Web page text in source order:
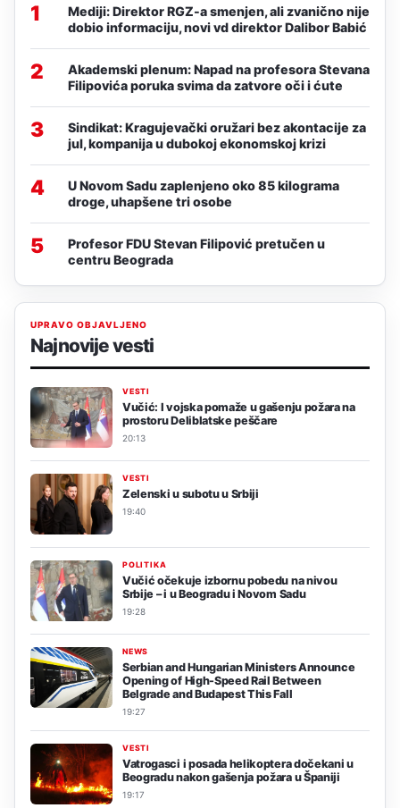
1
Mediji: Direktor RGZ-a smenjen, ali zvanično nije
dobio informaciju, novi vd direktor Dalibor Babić
2
Akademski plenum: Napad na profesora Stevana
Filipovića poruka svima da zatvore oči i ćute
3
Sindikat: Kragujevački oružari bez akontacije za
jul, kompanija u dubokoj ekonomskoj krizi
4
U Novom Sadu zaplenjeno oko 85 kilograma
droge, uhapšene tri osobe
5
Profesor FDU Stevan Filipović pretučen u
centru Beograda
UPRAVO OBJAVLJENO
Najnovije vesti
VESTI
Vučić: I vojska pomaže u gašenju požara na
prostoru Deliblatske peščare
20:13
VESTI
Zelenski u subotu u Srbiji
19:40
POLITIKA
Vučić očekuje izbornu pobedu na nivou
Srbije – i u Beogradu i Novom Sadu
19:28
NEWS
Serbian and Hungarian Ministers Announce
Opening of High-Speed Rail Between
Belgrade and Budapest This Fall
19:27
VESTI
Vatrogasci i posada helikoptera dočekani u
Beogradu nakon gašenja požara u Španiji
19:17